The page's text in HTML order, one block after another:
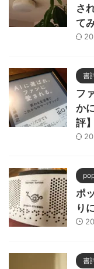
さ
て
書
フ
か
評
ポ
り
書